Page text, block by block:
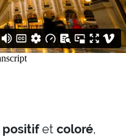
positifet coloré,